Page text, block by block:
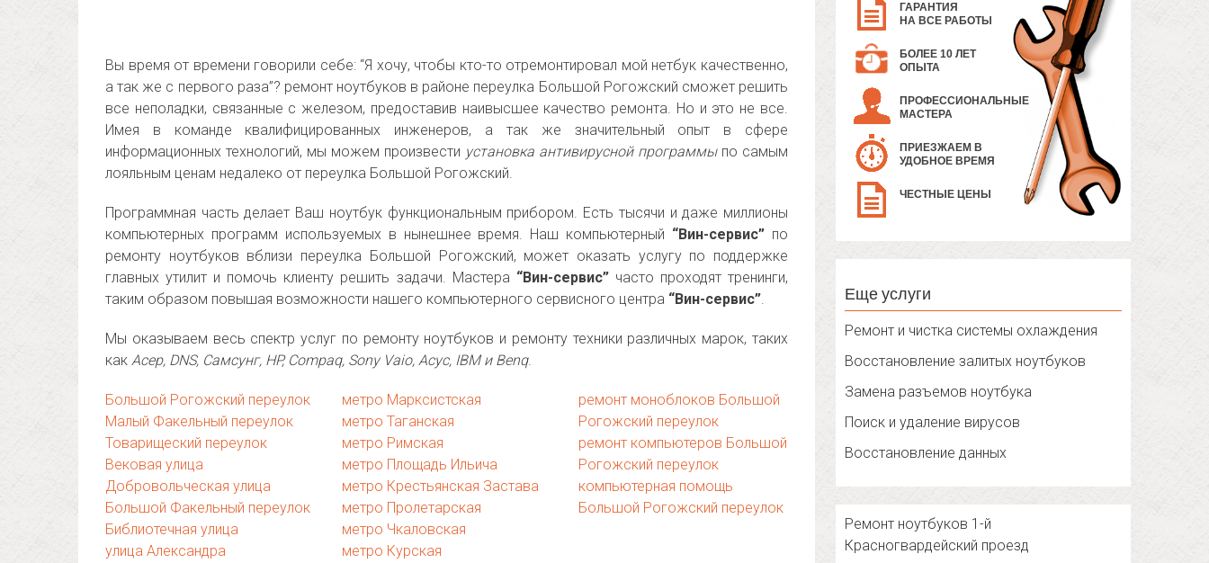
Вы время от времени говорили себе: “Я хочу, чтобы кто-то отремонтировал мой нетбук качественно,
а так же с первого раза”? ремонт ноутбуков в районе переулка Большой Рогожский сможет решить
все неполадки, связанные с железом, предоставив наивысшее качество ремонта. Но и это не все.
Имея в команде квалифицированных инженеров, а так же значительный опыт в сфере
информационных технологий, мы можем произвести установка антивирусной программыпо самым
лояльным ценам недалеко от переулка Большой Рогожский.
Программная часть делает Ваш ноутбук функциональным прибором. Есть тысячи и даже миллионы
компьютерных программ используемых в нынешнее время. Наш компьютерный “Вин-сервис” по
ремонту ноутбуков вблизи переулка Большой Рогожский, может оказать услугу по поддержке
главных утилит и помочь клиенту решить задачи. Мастера “Вин-сервис”часто проходят тренинги,
таким образом повышая возможности нашего компьютерного сервисного центра “Вин-сервис”.
Мы оказываем весь спектр услуг по ремонту ноутбуков и ремонту техники различных марок, таких
как Асер, DNS, Самсунг, HP, Compaq, Sony Vaio, Асус, IBM и Benq.
Большой Рогожский переулок
Малый Факельный переулок
Товарищеский переулок
Вековая улица
Добровольческая улица
Большой Факельный переулок
Библиотечная улица
улица Александра
метро Марксистская
метро Таганская
метро Римская
метро Площадь Ильича
метро Крестьянская Застава
метро Пролетарская
метро Чкаловская
метро Курская
ремонт моноблоков Большой
Рогожский переулок
ремонт компьютеров Большой
Рогожский переулок
компьютерная помощь
Большой Рогожский переулок
ГАРАНТИЯ
НА ВСЕ РАБОТЫ
БОЛЕЕ 10 ЛЕТ
ОПЫТА
ПРОФЕССИОНАЛЬНЫЕ
МАСТЕРА
ПРИЕЗЖАЕМ В
УДОБНОЕ ВРЕМЯ
ЧЕСТНЫЕ ЦЕНЫ
Еще услуги
Ремонт и чистка системы охлаждения
Восстановление залитых ноутбуков
Замена разъемов ноутбука
Поиск и удаление вирусов
Восстановление данных
Ремонт ноутбуков 1-й
Красногвардейский проезд